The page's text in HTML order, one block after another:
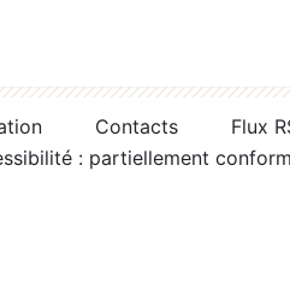
Contacts
Flux
: partiellement